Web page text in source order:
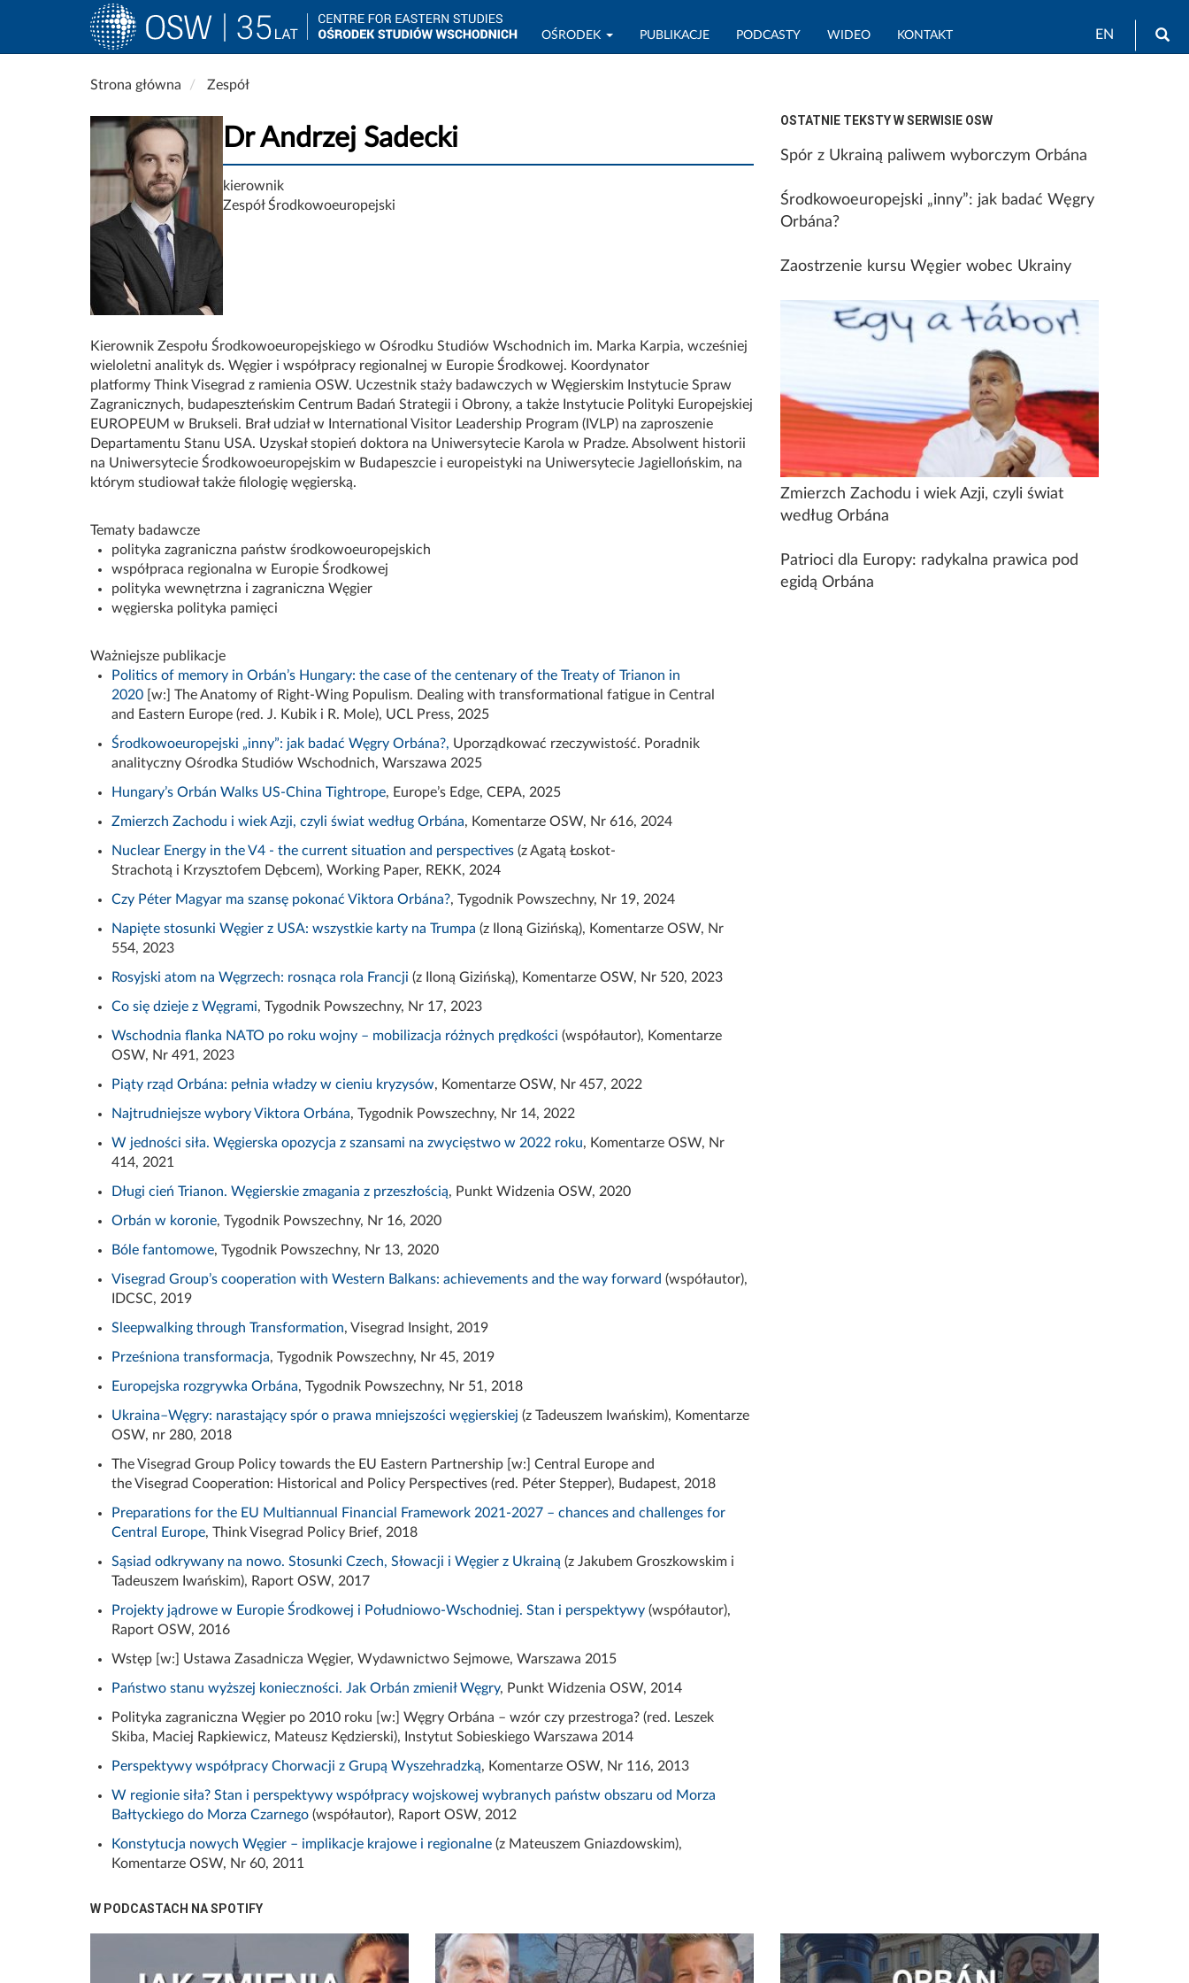
EN
Main
navigation
OŚRODEK PUBLIKACJE PODCASTY WIDEO KONTAKT
Strona główna Zespół
Dr Andrzej Sadecki
kierownik
Zespół Środkowoeuropejski
Kierownik Zespołu Środkowoeuropejskiego w Ośrodku Studiów Wschodnich im. Marka Karpia, wcześniej
wieloletni analityk ds. Węgier i współpracy regionalnej w Europie Środkowej. Koordynator
platformy ThinkVisegrad z ramienia OSW. Uczestnik staży badawczych w Węgierskim Instytucie Spraw
Zagranicznych, budapeszteńskim Centrum Badań Strategii i Obrony, a także Instytucie Polityki Europejskiej
EUROPEUM w Brukseli. Brał udział w International Visitor Leadership Program (IVLP) na zaproszenie
Departamentu Stanu USA. Uzyskał stopień doktora na Uniwersytecie Karola w Pradze. Absolwent historii
na Uniwersytecie Środkowoeuropejskim w Budapeszcie i europeistyki na Uniwersytecie Jagiellońskim, na
którym studiował także filologię węgierską.
Tematy badawcze
polityka zagraniczna państw środkowoeuropejskich
współpraca regionalna w Europie Środkowej
polityka wewnętrzna i zagraniczna Węgier
węgierska polityka pamięci
Ważniejsze publikacje
Politics of memory in Orbán’s Hungary: the case of the centenary of the Treaty of Trianon in
2020 [w:] The Anatomy of Right-Wing Populism. Dealing with transformational fatigue in Central
and Eastern Europe (red. J. Kubik i R. Mole), UCL Press, 2025
Środkowoeuropejski „inny”: jak badać Węgry Orbána?, Uporządkować rzeczywistość. Poradnik
analityczny Ośrodka Studiów Wschodnich, Warszawa 2025
Hungary’s Orbán Walks US-China Tightrope, Europe’s Edge, CEPA, 2025
Zmierzch Zachodu i wiek Azji, czyli świat według Orbána, Komentarze OSW, Nr 616, 2024
Nuclear Energy in the V4 - the current situation and perspectives (zAgatą Łoskot-
Strachotą i Krzysztofem Dębcem), Working Paper, REKK, 2024
Czy Péter Magyar ma szansę pokonać Viktora Orbána?, Tygodnik Powszechny, Nr 19, 2024
Napięte stosunki Węgier z USA: wszystkie karty na Trumpa (z Iloną Gizińską), Komentarze OSW, Nr
554, 2023
Rosyjski atom na Węgrzech: rosnąca rola Francji (z Iloną Gizińską), Komentarze OSW, Nr 520, 2023
Co się dzieje z Węgrami, Tygodnik Powszechny, Nr 17, 2023
Wschodnia flanka NATO po roku wojny – mobilizacja różnych prędkości (współautor), Komentarze
OSW, Nr 491, 2023
Piąty rząd Orbána: pełnia władzy w cieniu kryzysów, Komentarze OSW, Nr 457, 2022
Najtrudniejsze wybory Viktora Orbána, Tygodnik Powszechny, Nr 14, 2022
W jedności siła. Węgierska opozycja z szansami na zwycięstwo w 2022 roku, Komentarze OSW, Nr
414, 2021
Długi cień Trianon. Węgierskie zmagania z przeszłością, Punkt Widzenia OSW, 2020
Orbán w koronie, Tygodnik Powszechny, Nr 16, 2020
Bóle fantomowe, Tygodnik Powszechny, Nr 13, 2020
Visegrad Group’s cooperation with Western Balkans: achievements and the way forward (współautor),
IDCSC, 2019
Sleepwalking through Transformation, Visegrad Insight, 2019
Prześniona transformacja, Tygodnik Powszechny, Nr 45, 2019
Europejska rozgrywka Orbána, Tygodnik Powszechny, Nr 51, 2018
Ukraina–Węgry: narastający spór o prawa mniejszości węgierskiej (z Tadeuszem Iwańskim), Komentarze
OSW, nr 280, 2018
TheVisegrad Group Policy towards the EU Eastern Partnership [w:] Central Europe and
theVisegrad Cooperation: Historical and Policy Perspectives (red. Péter Stepper), Budapest, 2018
Preparations for the EU Multiannual Financial Framework 2021-2027 – chances and challenges for
Central Europe, ThinkVisegrad Policy Brief, 2018
Sąsiad odkrywany na nowo. Stosunki Czech, Słowacji i Węgier z Ukrainą (z Jakubem Groszkowskim i
Tadeuszem Iwańskim), Raport OSW, 2017
Projekty jądrowe w Europie Środkowej i Południowo-Wschodniej. Stan i perspektywy (współautor),
Raport OSW, 2016
Wstęp [w:] Ustawa Zasadnicza Węgier, Wydawnictwo Sejmowe, Warszawa 2015
Państwo stanu wyższej konieczności. Jak Orbán zmienił Węgry, Punkt Widzenia OSW, 2014
Polityka zagraniczna Węgier po 2010 roku [w:] Węgry Orbána – wzór czy przestroga? (red. Leszek
Skiba, Maciej Rapkiewicz, Mateusz Kędzierski), Instytut Sobieskiego Warszawa 2014
Perspektywy współpracy Chorwacji z Grupą Wyszehradzką, Komentarze OSW, Nr 116, 2013
W regionie siła? Stan i perspektywy współpracy wojskowej wybranych państw obszaru od Morza
Bałtyckiego do Morza Czarnego (współautor), Raport OSW, 2012
Konstytucja nowych Węgier – implikacje krajowe i regionalne (z Mateuszem Gniazdowskim),
Komentarze OSW, Nr 60, 2011
OSTATNIE TEKSTY W SERWISIE OSW
Spór z Ukrainą paliwem wyborczym Orbána
Środkowoeuropejski „inny”: jak badać Węgry
Orbána?
Zaostrzenie kursu Węgier wobec Ukrainy
Zmierzch Zachodu i wiek Azji, czyli świat
według Orbána
Patrioci dla Europy: radykalna prawica pod
egidą Orbána
W PODCASTACH NA SPOTIFY